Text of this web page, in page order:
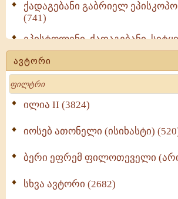
ქადაგებანი გაბრიელ
(741)
ეპისტოლენი, ქადაგებანი,
(723)
მოძღვრის ძალზე სასარგებლო
მრევლისათვის (545)
Wisdomge (514)
ქადაგებანი გაბრიელ
სულიერი ცხოვრების
ნაწილი II (369)
ავტორი
Search
ილია II (3824)
იოსებ ათონელი (ისიხასტი)
ბერი ეფრემ ფილოთეველი
სხვა ავტორი (2682)